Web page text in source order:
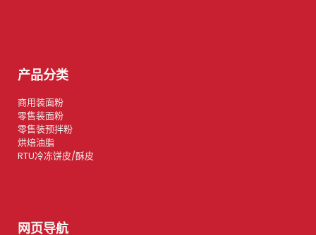
产品分类
商用装面粉
零售装面粉
零售装预拌粉
烘焙油脂
RTU冷冻饼皮/酥皮
网页导航